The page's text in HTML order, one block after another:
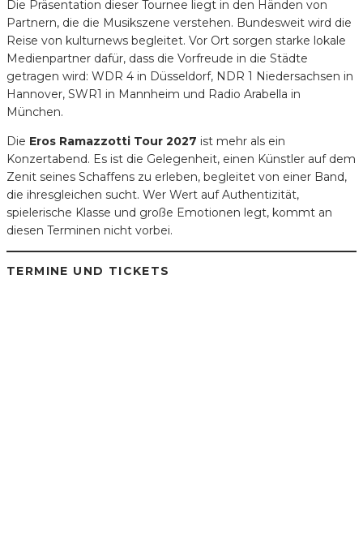
Die Präsentation dieser Tournee liegt in den Händen von
Partnern, die die Musikszene verstehen. Bundesweit wird die
Reise von kulturnews begleitet. Vor Ort sorgen starke lokale
Medienpartner dafür, dass die Vorfreude in die Städte
getragen wird: WDR 4 in Düsseldorf, NDR 1 Niedersachsen in
Hannover, SWR1 in Mannheim und Radio Arabella in
München.
Die Eros Ramazzotti Tour 2027 ist mehr als ein
Konzertabend. Es ist die Gelegenheit, einen Künstler auf dem
Zenit seines Schaffens zu erleben, begleitet von einer Band,
die ihresgleichen sucht. Wer Wert auf Authentizität,
spielerische Klasse und große Emotionen legt, kommt an
diesen Terminen nicht vorbei.
TERMINE UND TICKETS